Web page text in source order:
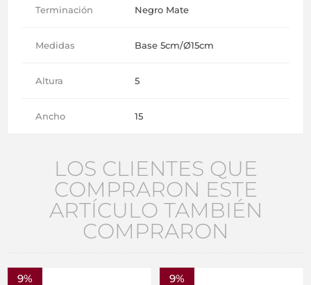
Terminación Negro Mate
Medidas Base 5cm/Ø15cm
Altura 5
Ancho 15
LOS CLIENTES QUE
COMPRARON ESTE
ARTÍCULO TAMBIÉN
COMPRARON
9% 9%